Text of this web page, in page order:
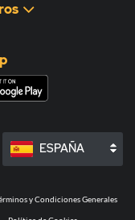
ESPAÑA
y Condiciones Generales